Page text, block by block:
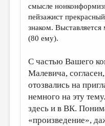
смысле
пейзажист
знаком. Выставляется
(80 ему).
С частью Вашего
Малевича,
отозвались на
немного на эту
здесь и в ВК.
«произведение»,